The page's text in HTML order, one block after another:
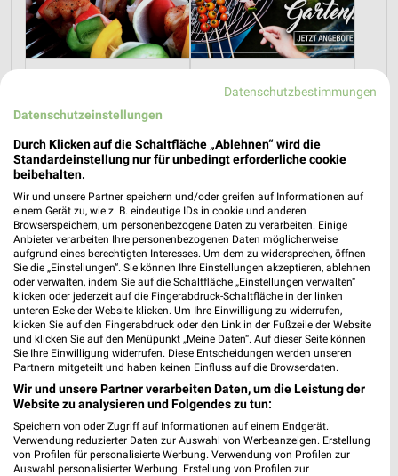
12.05.2026
Imweekli Magazinerwarten dich neben Infos zu REWE
auch clevere Spartipps für den Familienalltag, Ideen zur
Haushaltsplanung und einfache Wege, dein Budget
nachhaltig zu entlasten.
weekli - Prospekte & Angebote App
Alle REWE Angebote immer griffbereit – mit der kostenlosen
weekli App für iOS & Android.
✔Standortgenaue Angebote
✔Folge deinem Lieblingshändler
✔Push-Benachrichtigungen bei neuen Prospekten
✔Einkaufsliste - Einkauf stressfrei planen
Datenschutzbestimmungen
Datenschutzeinstellungen
Durch Klicken auf die Schaltfläche „Ablehnen“ wird die
Standardeinstellung nur für unbedingt erforderliche cookie
beibehalten.
Wir und unsere Partner speichern und/oder greifen auf Informationen auf
einem Gerät zu, wie z. B. eindeutige IDs in cookie und anderen
Browserspeichern, um personenbezogene Daten zu verarbeiten. Einige
Anbieter verarbeiten Ihre personenbezogenen Daten möglicherweise
aufgrund eines berechtigten Interesses. Um dem zu widersprechen, öffnen
Sie die „Einstellungen“. Sie können Ihre Einstellungen akzeptieren, ablehnen
oder verwalten, indem Sie auf die Schaltfläche „Einstellungen verwalten“
klicken oder jederzeit auf die Fingerabdruck-Schaltfläche in der linken
unteren Ecke der Website klicken. Um Ihre Einwilligung zu widerrufen,
klicken Sie auf den Fingerabdruck oder den Link in der Fußzeile der Website
und klicken Sie auf den Menüpunkt „Meine Daten“. Auf dieser Seite können
Sie Ihre Einwilligung widerrufen. Diese Entscheidungen werden unseren
Partnern mitgeteilt und haben keinen Einfluss auf die Browserdaten.
Wir und unsere Partner verarbeiten Daten, um die Leistung der
Website zu analysieren und Folgendes zu tun:
Speichern von oder Zugriff auf Informationen auf einem Endgerät.
Verwendung reduzierter Daten zur Auswahl von Werbeanzeigen. Erstellung
von Profilen für personalisierte Werbung. Verwendung von Profilen zur
Auswahl personalisierter Werbung. Erstellung von Profilen zur